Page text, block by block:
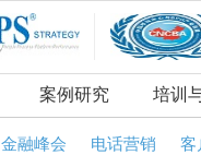
案例研究 培训
金融峰会 电话营销 客